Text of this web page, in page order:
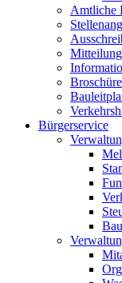
Amtliche
Bürgerservice